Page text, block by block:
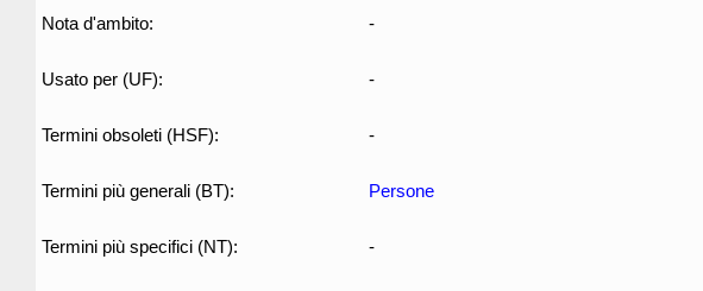
Nota d'ambito: -
Usato per (UF): -
Termini obsoleti (HSF): -
Termini più generali (BT): Persone
Termini più specifici (NT): -